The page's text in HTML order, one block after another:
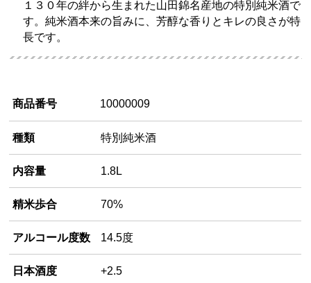
１３０年の絆から生まれた山田錦名産地の特別純米酒で
す。純米酒本来の旨みに、芳醇な香りとキレの良さが特
長です。
商品番号 10000009
種類 特別純米酒
内容量 1.8L
精米歩合 70%
アルコール度数 14.5度
日本酒度 +2.5